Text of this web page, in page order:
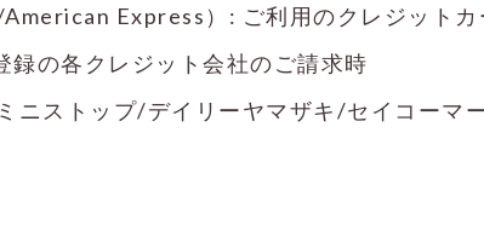
Express）: ご利用のクレジットカ
の各クレジット会社のご請求時
ストップ/デイリーヤマザキ/セイコーマ